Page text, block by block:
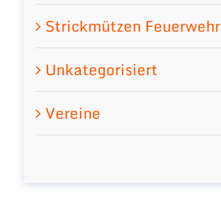
Strickmützen Feuerwehr
Unkategorisiert
Vereine